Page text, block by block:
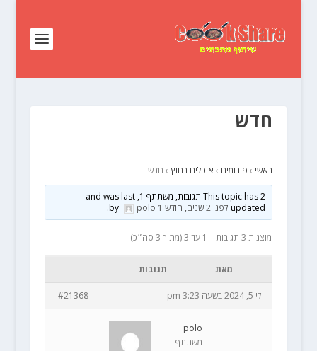
חדש
ראשי › פורומים › אוכלים בחוץ › חדש
This topic has 2 תגובות, משתתף 1, and was last
updated לפני 2 שנים, חודש 1 polo
.
מוצגות 3 תגובות – 1 עד 3 (מתוך 3 סה״כ)
מאת תגובות
יולי 5, 2024 בשעה 3:23 pm #21368
polo
משתתף